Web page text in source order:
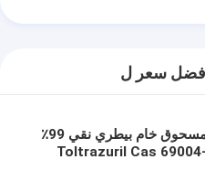
سعر ل
مسحوق خام بيطري نقي 99٪
Toltrazuril Cas 69004-